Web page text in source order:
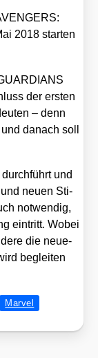
2018 star­ten
der ers­ten
– denn
danach soll
und
und neu­en Sti­
not­wen­dig,
ein­tritt. Wobei
die neue­
beglei­ten
Marvel